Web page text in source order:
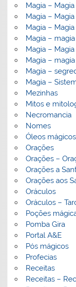
Magia –
Magia –
Magia –
Magia –
Magia –
Magia –
Magia –
Magia –
Mezinhas
Mitos e
Necromancia
Nomes
Óleos mágicos
Orações
Orações –
Orações a
Orações aos
Oráculos
Oráculos –
Poções
Pomba Gira
Portal A&E
Pós mágicos
Profecias
Receitas
Receitas –